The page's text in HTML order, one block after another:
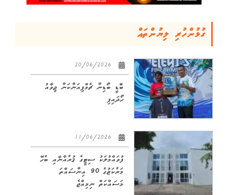
ގުޅުންހުރި ލިޔުންތައް
ބޮޑީ ބޯޑިން ޗެމްޕިއަންކަން ޖިވާއު
ހޯދައިފި
ފުވައްމުލަކު ސިޓީގެ ޤުރުއާނާއި ބެހޭ
މަރުކަޒުގެ 90 އިންސައްތަ
މަސައްކަތް ނިމިއްޖެ